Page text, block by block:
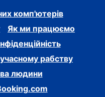
комп'ютерів
Як ми працюємо
рабству
людини